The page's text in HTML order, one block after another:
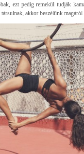
ezt pedig remekül tudják
társulnak, akkor beszélünk